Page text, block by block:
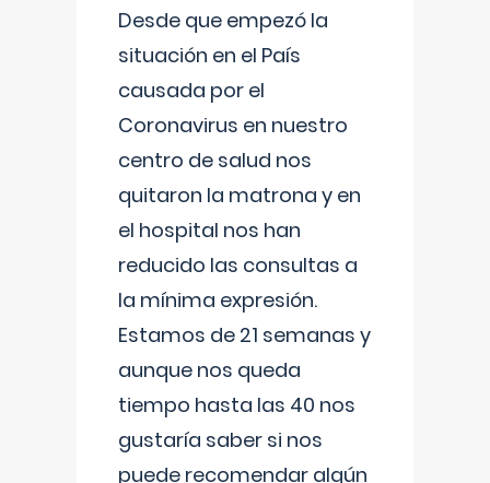
Desde que empezó la
situación en el País
causada por el
Coronavirus en nuestro
centro de salud nos
quitaron la matrona y en
el hospital nos han
reducido las consultas a
la mínima expresión.
Estamos de 21 semanas y
aunque nos queda
tiempo hasta las 40 nos
gustaría saber si nos
puede recomendar algún